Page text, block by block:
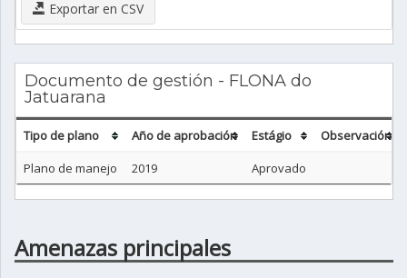
Exportar en CSV
Documento de gestión - FLONA do
Jatuarana
Tipo de plano Año de aprobación Estágio
Observación
Plano de manejo
2019 Aprovado
Amenazas principales